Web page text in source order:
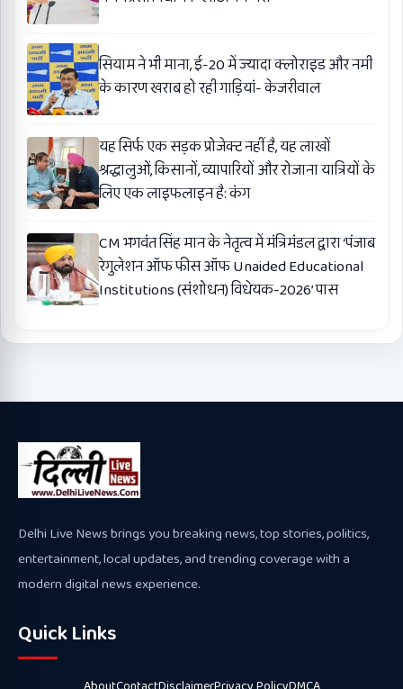
सियाम ने भी माना, ई-20 में ज्यादा क्लोराइड और नमी
के कारण खराब हो रही गाड़ियां- केजरीवाल
यह सिर्फ एक सड़क प्रोजेक्ट नहीं है, यह लाखों
श्रद्धालुओं, किसानों, व्यापारियों और रोजाना यात्रियों के
लिए एक लाइफलाइन है: कंग
CM भगवंत सिंह मान के नेतृत्व में मंत्रिमंडल द्वारा ‘पंजाब
रेगुलेशन ऑफ फीस ऑफ Unaided Educational
Institutions (संशोधन) विधेयक-2026’ पास
Delhi Live News brings you breaking news, top stories, politics,
entertainment, local updates, and trending coverage with a
modern digital news experience.
Quick Links